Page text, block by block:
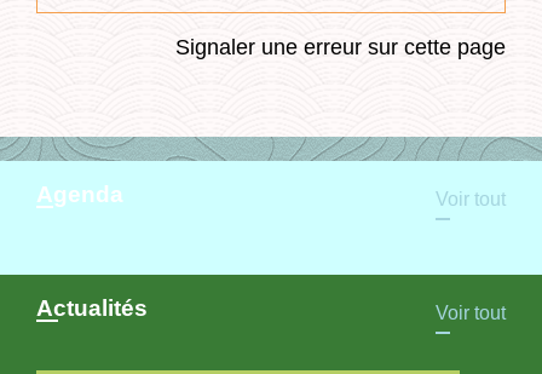
Signaler une erreur sur cette page
Agenda Voir tout
Actualités Voir tout